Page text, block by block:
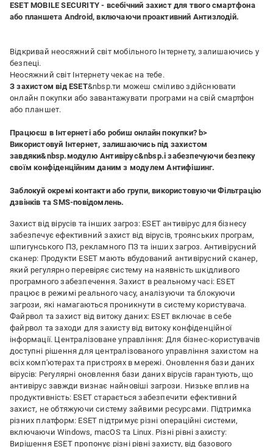
ESET MOBILE SECURITY - всебічний захист для твого смартфона
або планшета Android, включаючи проактивний Антизлодій.
Відкривай неосяжний світ мобільного Інтернету, залишаючись у
безпеці.
Неосяжний світ Інтернету чекає на тебе.
З захистом від ESET&nbsp.ти можеш сміливо здійснювати
онлайн покупки або завантажувати програми на свій смартфон
або планшет.
Працюєш в Інтернеті або робиш онлайн покупки? b>
Використовуй Інтернет, залишаючись під захистом
завдяки&nbsp.модулю Антивірус&nbsp.і забезпечуючи безпеку
своїм конфіденційним даним з модулем Антифішинг.
Заблокуй окремі контакти або групи, використовуючиФільтрацію
дзвінків та SMS-повідомлень.
Захист від вірусів та інших загроз: ESET антивірус для бізнесу
забезпечує ефективний захист від вірусів, троянських програм,
шпигунського ПЗ, рекламного ПЗ та інших загроз. Антивірусний
сканер: Продукти ESET мають вбудований антивірусний сканер,
який регулярно перевіряє систему на наявність шкідливого
програмного забезпечення. Захист в реальному часі: ESET
працює в режимі реального часу, аналізуючи та блокуючи
загрози, які намагаються проникнути в систему користувача.
Файрвол та захист від витоку даних: ESET включає в себе
файрвол та заходи для захисту від витоку конфіденційної
інформації. Централізоване управління: Для бізнес-користувачів
доступні рішення для централізованого управління захистом на
всіх комп'ютерах та пристроях в мережі. Оновлення бази даних
вірусів: Регулярні оновлення бази даних вірусів гарантують, що
антивірус завжди визнає найновіші загрози. Низьке вплив на
продуктивність: ESET старається забезпечити ефективний
захист, не обтяжуючи систему зайвими ресурсами. Підтримка
різних платформ: ESET підтримує різні операційні системи,
включаючи Windows, macOS та Linux. Різні рівні захисту:
Вирішення ESET пропонує різні рівні захисту, від базового